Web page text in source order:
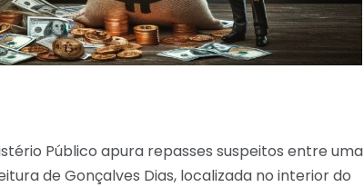
Público apura repasses suspeitos entre uma
de Gonçalves Dias, localizada no interior do